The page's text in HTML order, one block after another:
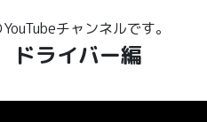
チャンネルです。
ライバー編